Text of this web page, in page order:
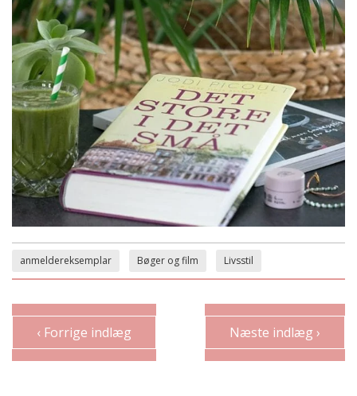
anmeldereksemplar Bøger og film Livsstil
‹ Forrige indlæg Næste indlæg ›